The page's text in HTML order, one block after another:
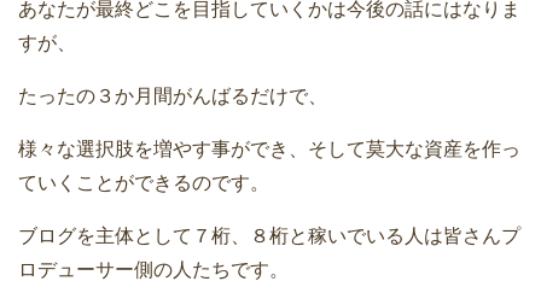
あなたが最終どこを目指していくかは今後の話にはなりま
すが、
たったの３か月間がんばるだけで、
様々な選択肢を増やす事ができ、そして莫大な資産を作っ
ていくことができるのです。
ブログを主体として７桁、８桁と稼いでいる人は皆さんプ
ロデューサー側の人たちです。